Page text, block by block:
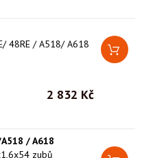
48RE / A518/ A618
2 832 Kč
/ A618
zubů